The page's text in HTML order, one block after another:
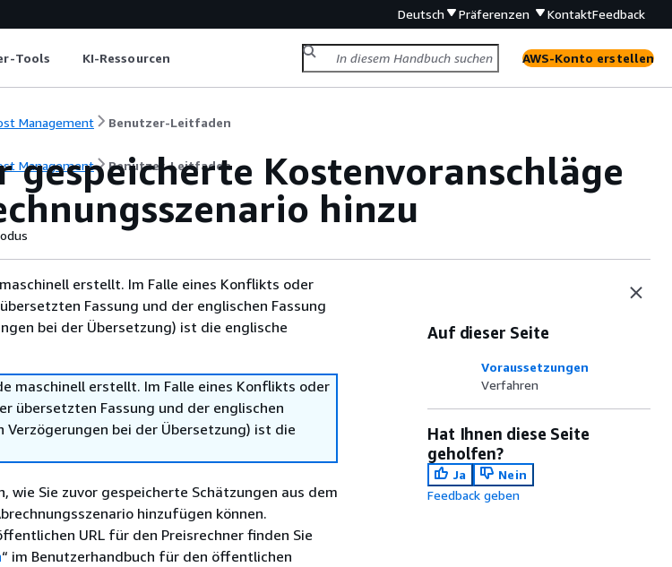
Deutsch Präferenzen KontaktFeedback
Tools KI-Ressourcen AWS-Konto erstellen
Management Benutzer-Leitfaden
Management Benutzer-Leitfaden
gespeicherte Kostenvoranschläge
hinzu
erstellt. Im Falle eines Konflikts oder
Fassung und der englischen Fassung
bei der Übersetzung) ist die englische
maschinell erstellt. Im Falle eines Konflikts oder
übersetzten Fassung und der englischen
Verzögerungen bei der Übersetzung) ist die
wie Sie zuvor gespeicherte Schätzungen aus dem
hinzufügen können.
URL für den Preisrechner finden Sie
“ im Benutzerhandbuch für den öffentlichen
Auf dieser Seite
Voraussetzungen
Verfahren
Hat Ihnen diese Seite
geholfen?
Ja
Nein
Feedback geben